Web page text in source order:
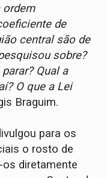
ordem
de
central são de
sobre?
Qual a
O que a Lei
Braguim.
para os
o rosto de
diretamente